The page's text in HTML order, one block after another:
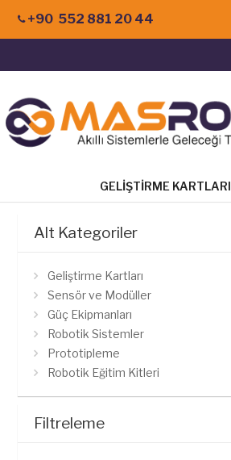
+90 552 881 20 44
GELIŞTIRME KARTLARI
Alt Kategoriler
Geliştirme Kartları
Sensör ve Modüller
Güç Ekipmanları
Robotik Sistemler
Prototipleme
Robotik Eğitim Kitleri
Filtreleme